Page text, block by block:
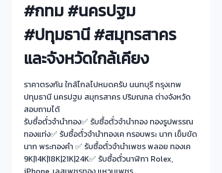
#กทม #นครปฐม
#ปทุมธานี #สมุทรสาคร
และจังหวัดใกล้เคียง
ราคาตรงกัน ใกล้ไกลไปหมดครับ นนทบุรี กรุงเทพ
ปทุมธานี นครปฐม สมุทรสาคร ปริมณฑล ต่างจังหวัด
สอบถามได้
รับซื้อตั๋วจำนำทอง✅ รับซื้อตั๋วจำนำทอง ทองรูปพรรณ
ทองแท่ง✅ รับซื้อตั๋วจำนำทองเค กรอบพระ นาก เข็มขัด
นาก พระทองคำ ✅ รับซื้อตั๋วจำนำเพชร พลอย ทองเค
9K|14K|18K|21K|24K✅ รับซื้อตั๋วนาฬิกา Rolex,